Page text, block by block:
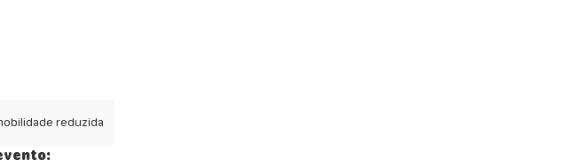
reduzida